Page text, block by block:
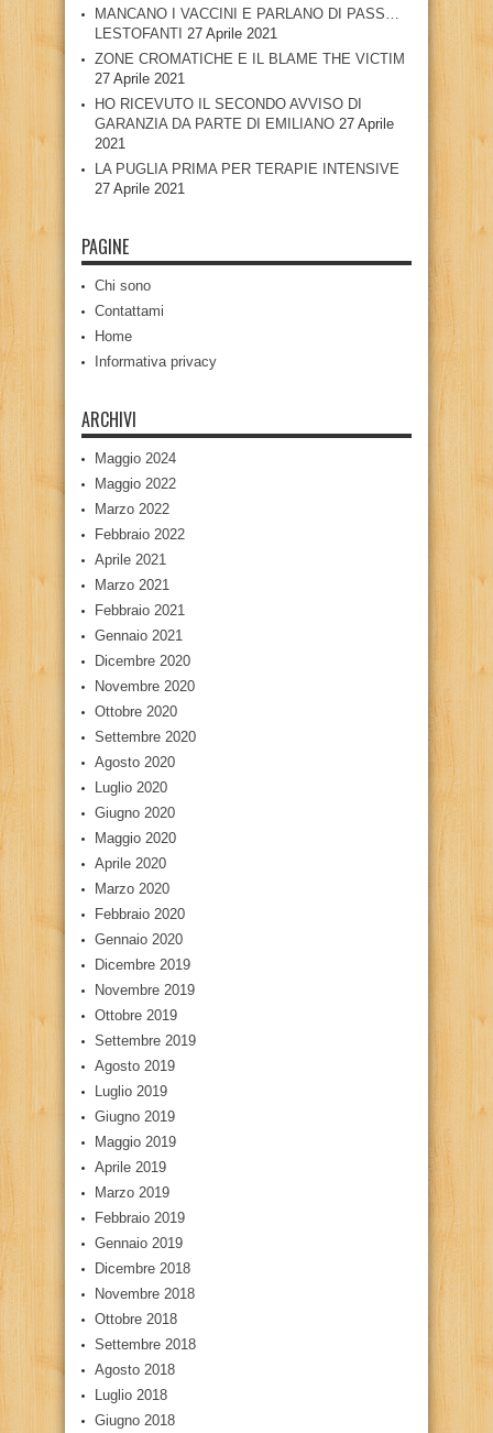
MANCANO I VACCINI E PARLANO DI PASS…
LESTOFANTI 27 Aprile 2021
ZONE CROMATICHE E IL BLAME THE VICTIM
27 Aprile 2021
HO RICEVUTO IL SECONDO AVVISO DI
GARANZIA DA PARTE DI EMILIANO 27 Aprile
2021
LA PUGLIA PRIMA PER TERAPIE INTENSIVE
27 Aprile 2021
PAGINE
Chi sono
Contattami
Home
Informativa privacy
ARCHIVI
Maggio 2024
Maggio 2022
Marzo 2022
Febbraio 2022
Aprile 2021
Marzo 2021
Febbraio 2021
Gennaio 2021
Dicembre 2020
Novembre 2020
Ottobre 2020
Settembre 2020
Agosto 2020
Luglio 2020
Giugno 2020
Maggio 2020
Aprile 2020
Marzo 2020
Febbraio 2020
Gennaio 2020
Dicembre 2019
Novembre 2019
Ottobre 2019
Settembre 2019
Agosto 2019
Luglio 2019
Giugno 2019
Maggio 2019
Aprile 2019
Marzo 2019
Febbraio 2019
Gennaio 2019
Dicembre 2018
Novembre 2018
Ottobre 2018
Settembre 2018
Agosto 2018
Luglio 2018
Giugno 2018